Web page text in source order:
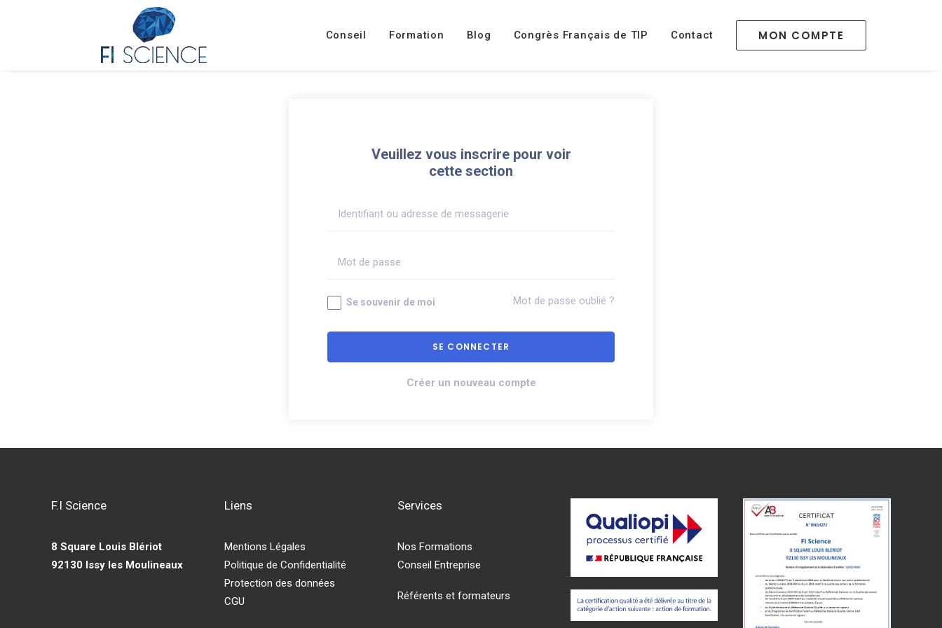
Conseil Formation Blog Congrès Français de TIP Contact MON COMPTE
Veuillez vous inscrire pour voir
cette section
Se souvenir de moi Mot de passe oublié ?
Créer un nouveau compte
F.I Science
8 Square Louis Blériot
92130 Issy les Moulineaux
Liens
Mentions Légales
Politique de Confidentialité
Protection des données
CGU
Services
Nos Formations
Conseil Entreprise
Référents et formateurs